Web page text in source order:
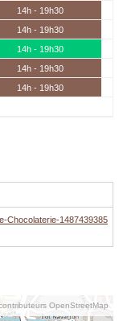
14h - 19h30
14h - 19h30
14h - 19h30
14h - 19h30
14h - 19h30
Chocolaterie-1487439385
OpenStreetMap